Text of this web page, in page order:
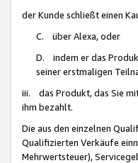
der Kunde schließt einen
C. über Alexa, oder
D. indem er das
seiner erstmaligen
iii. das Produkt, das Sie
ihm bezahlt.
Die aus den einzelnen
Qualifizierten Verkäufe
Mehrwertsteuer),